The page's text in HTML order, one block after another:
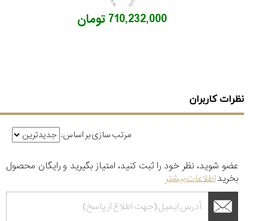
710,232,000 تومان
نظرات کاربران
مرتب سازی بر اساس:
عضو شوید، نظر خود را ثبت کنید، امتیاز بگیرید و رایگان محصول
بخریداطلاعات بیشتر